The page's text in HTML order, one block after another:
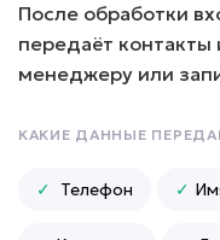
После обработки
передаёт контакты
менеджеру или
КАКИЕ ДАННЫЕ
✓ Телефон ✓